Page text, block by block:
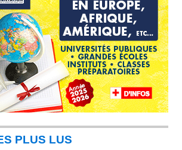
PLUS LUS